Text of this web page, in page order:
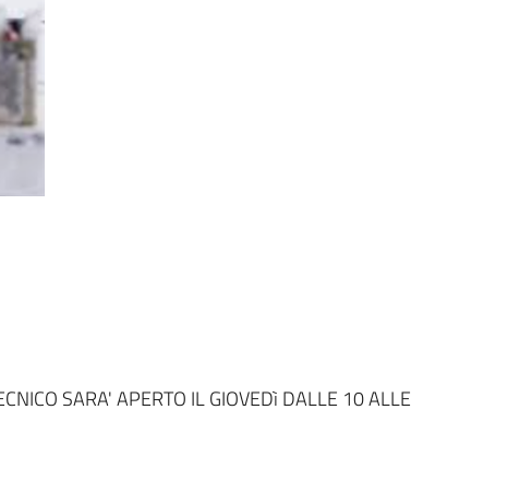
SARA' APERTO IL GIOVEDì DALLE 10 ALLE